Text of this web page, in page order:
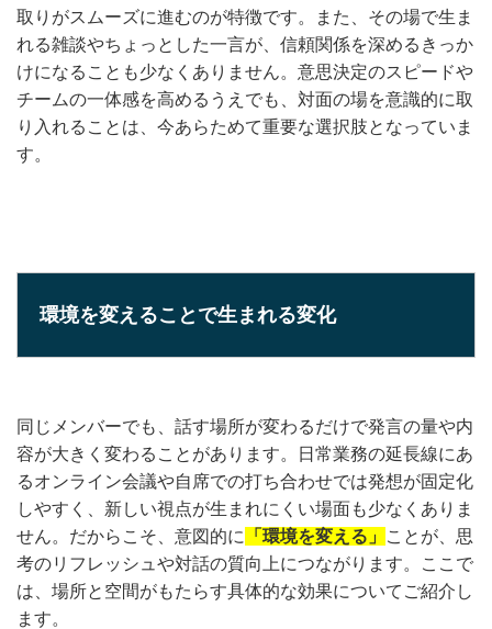
取りがスムーズに進むのが特徴です。また、その場で生ま
れる雑談やちょっとした一言が、信頼関係を深めるきっか
けになることも少なくありません。意思決定のスピードや
チームの一体感を高めるうえでも、対面の場を意識的に取
り入れることは、今あらためて重要な選択肢となっていま
す。
環境を変えることで生まれる変化
同じメンバーでも、話す場所が変わるだけで発言の量や内
容が大きく変わることがあります。日常業務の延長線にあ
るオンライン会議や自席での打ち合わせでは発想が固定化
しやすく、新しい視点が生まれにくい場面も少なくありま
せん。だからこそ、意図的に
「環境を変える」
ことが、思
考のリフレッシュや対話の質向上につながります。ここで
は、場所と空間がもたらす具体的な効果についてご紹介し
ます。